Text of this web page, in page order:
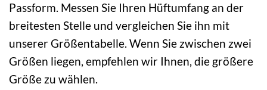
Passform. Messen Sie Ihren Hüftumfang an der
breitesten Stelle und vergleichen Sie ihn mit
unserer Größentabelle. Wenn Sie zwischen zwei
Größen liegen, empfehlen wir Ihnen, die größere
Größe zu wählen.